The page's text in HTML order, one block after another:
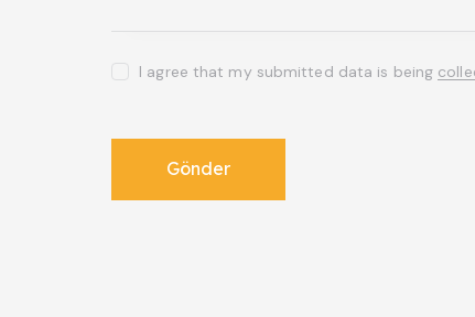
I agree that my submitted data is being